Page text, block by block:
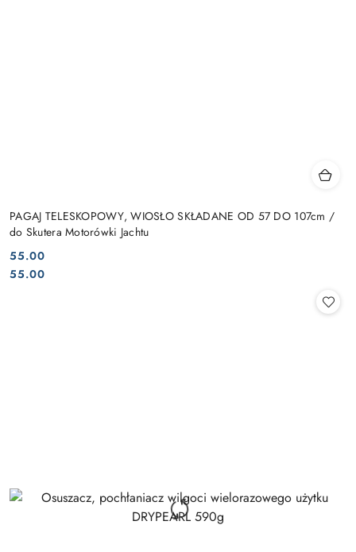
PAGAJ TELESKOPOWY, WIOSŁO SKŁADANE OD 57 DO 107cm /
do Skutera Motorówki Jachtu
Cena:
55.00
Cena:
55.00